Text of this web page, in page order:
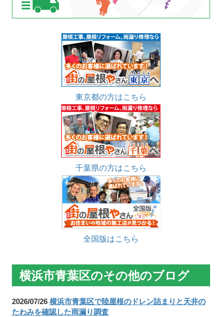
東京都の方はこちら
千葉県の方はこちら
全国版はこちら
横浜市青葉区のその他のブログ
2026/07/26 横浜市青葉区で陸屋根のドレン詰まりと天井の
たわみを確認した雨漏り調査